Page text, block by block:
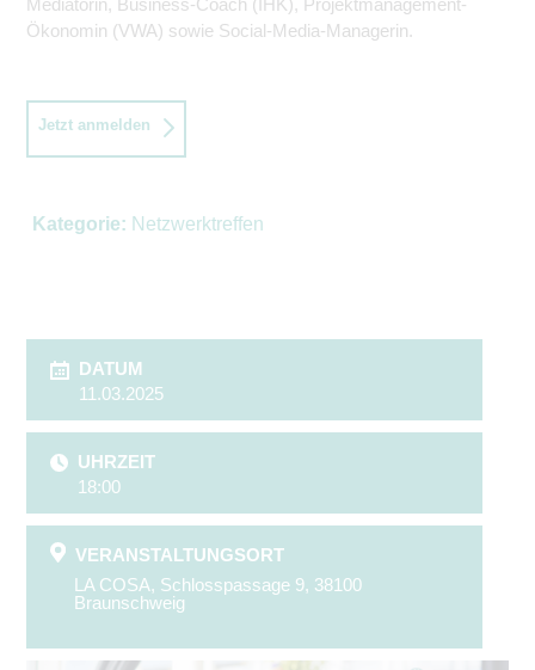
Ökonomin (VWA) sowie Social-Media-Managerin.
Jetzt anmelden
Kategorie: Netzwerktreffen
DATUM
11.03.2025
UHRZEIT
18:00
VERANSTALTUNGSORT
LA COSA, Schlosspassage 9, 38100
Braunschweig